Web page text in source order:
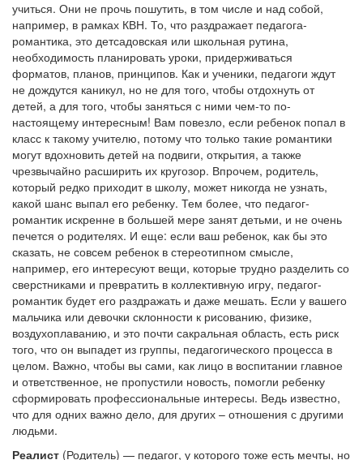
учиться. Они не прочь пошутить, в том числе и над собой,
например, в рамках КВН. То, что раздражает педагога-
романтика, это детсадовская или школьная рутина,
необходимость планировать уроки, придерживаться
форматов, планов, принципов. Как и ученики, педагоги ждут
не дождутся каникул, но не для того, чтобы отдохнуть от
детей, а для того, чтобы заняться с ними чем-то по-
настоящему интересным! Вам повезло, если ребенок попал в
класс к такому учителю, потому что только такие романтики
могут вдохновить детей на подвиги, открытия, а также
чрезвычайно расширить их кругозор. Впрочем, родитель,
который редко приходит в школу, может никогда не узнать,
какой шанс выпал его ребенку. Тем более, что педагог-
романтик искренне в большей мере занят детьми, и не очень
печется о родителях. И еще: если ваш ребенок, как бы это
сказать, не совсем ребенок в стереотипном смысле,
например, его интересуют вещи, которые трудно разделить со
сверстниками и превратить в коллективную игру, педагог-
романтик будет его раздражать и даже мешать. Если у вашего
мальчика или девочки склонности к рисованию, физике,
воздухоплаванию, и это почти сакральная область, есть риск
того, что он выпадет из группы, педагогического процесса в
целом. Важно, чтобы вы сами, как лицо в воспитании главное
и ответственное, не пропустили новость, помогли ребенку
сформировать профессиональные интересы. Ведь известно,
что для одних важно дело, для других – отношения с другими
людьми.
Реалист (Родитель) — педагог, у которого тоже есть мечты, но